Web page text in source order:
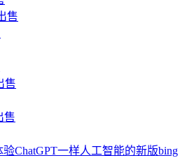
售
售
售
ChatGPT一样人工智能的新版bing